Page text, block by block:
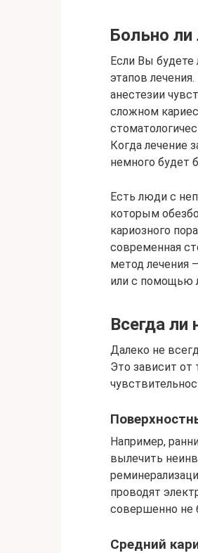
Больно ли
Если Вы
этапов
анестезии
сложном
Когда лечение
немного будет
Есть люди с
которым
кариозного
современная
метод лечения
или с помощью
Всегда ли
Далеко не
Это зависит от
Например,
вылечить
проводят
совершенно не
Средний